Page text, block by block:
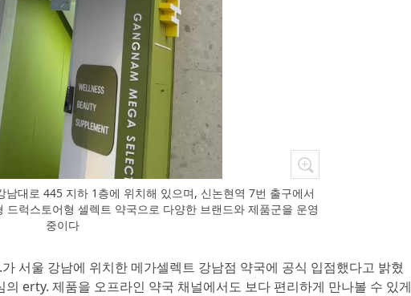
대로 445 지하 1층에 위치해 있으며, 신논현역 7번 출구에서
럭스토어형 셀렉트 약국으로 다양한 브랜드와 제품군을 운영
중이다
서울 강남에 위치한 메가셀렉트 강남점 약국에 공식 입점했다고 밝혔
erty. 제품을 오프라인 약국 채널에서도 보다 편리하게 만나볼 수 있게